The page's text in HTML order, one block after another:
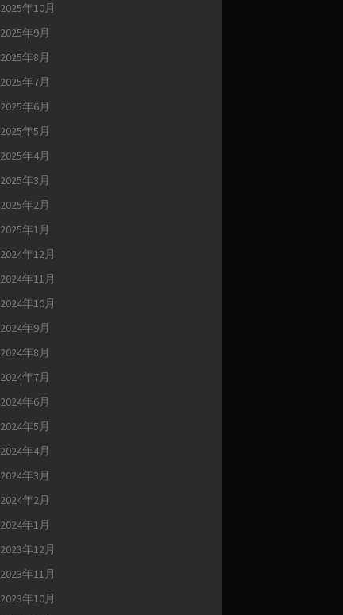
2025年10月
2025年9月
2025年8月
2025年7月
2025年6月
2025年5月
2025年4月
2025年3月
2025年2月
2025年1月
2024年12月
2024年11月
2024年10月
2024年9月
2024年8月
2024年7月
2024年6月
2024年5月
2024年4月
2024年3月
2024年2月
2024年1月
2023年12月
2023年11月
2023年10月